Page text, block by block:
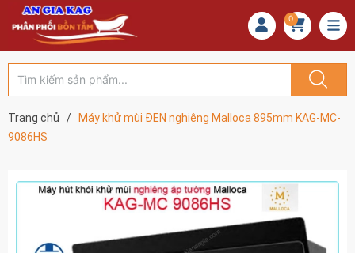
0
Trang chủ /
Máy khử mùi ĐEN nghiêng Malloca 895mm KAG-MC-
9086HS